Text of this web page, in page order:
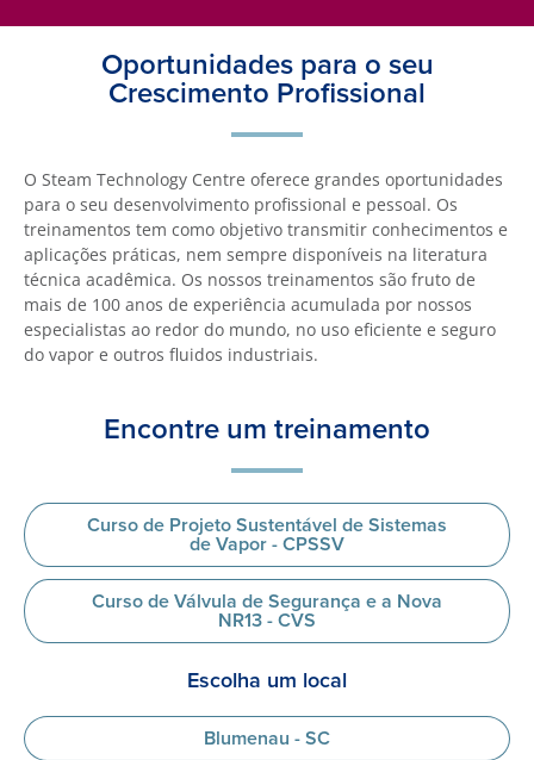
Oportunidades para o seu
Crescimento Profissional
O Steam Technology Centre oferece grandes oportunidades
para o seu desenvolvimento profissional e pessoal. Os
treinamentos tem como objetivo transmitir conhecimentos e
aplicações práticas, nem sempre disponíveis na literatura
técnica acadêmica. Os nossos treinamentos são fruto de
mais de 100 anos de experiência acumulada por nossos
especialistas ao redor do mundo, no uso eficiente e seguro
do vapor e outros fluidos industriais.
Encontre um treinamento
Curso de Projeto Sustentável de Sistemas
de Vapor - CPSSV
Curso de Válvula de Segurança e a Nova
NR13 - CVS
Escolha um local
Blumenau - SC